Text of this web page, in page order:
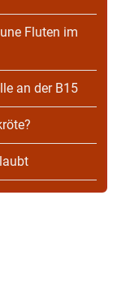
Fluten im
an der B15